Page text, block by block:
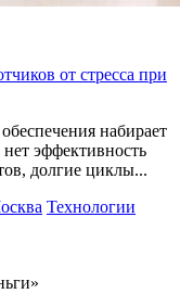
от стресса при
набирает
эффективность
долгие циклы...
Технологии